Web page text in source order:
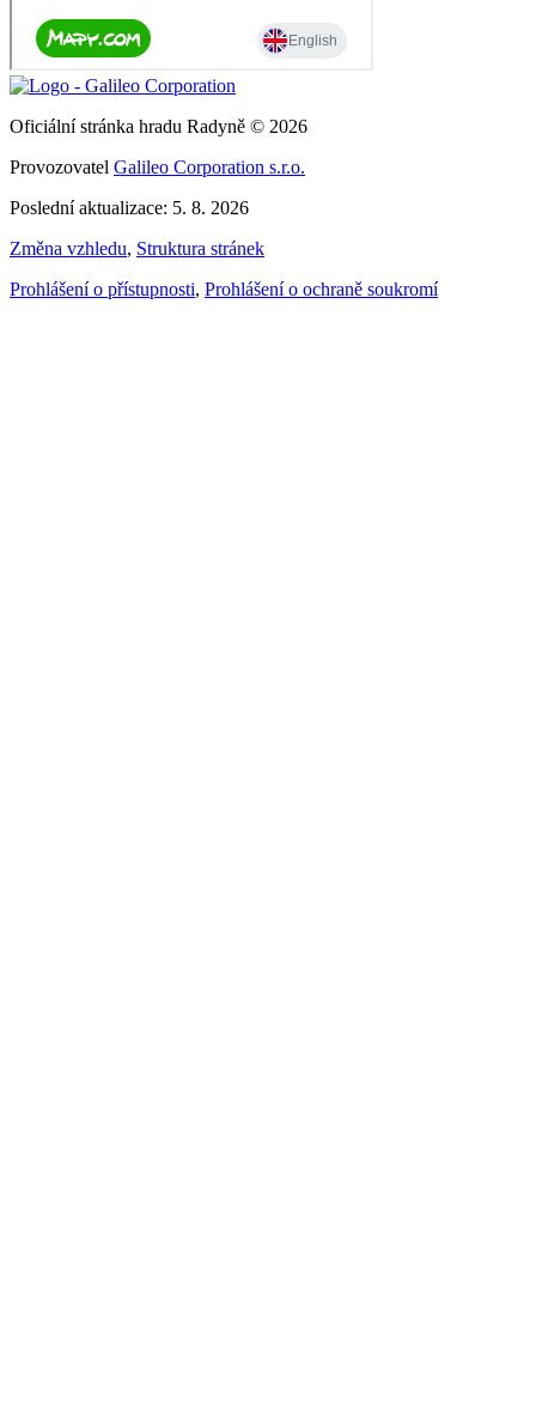
Oficiální stránka hradu Radyně © 2026
Provozovatel Galileo Corporation s.r.o.
Poslední aktualizace: 5. 8. 2026
Změna vzhledu, Struktura stránek
Prohlášení o přístupnosti, Prohlášení o ochraně soukromí